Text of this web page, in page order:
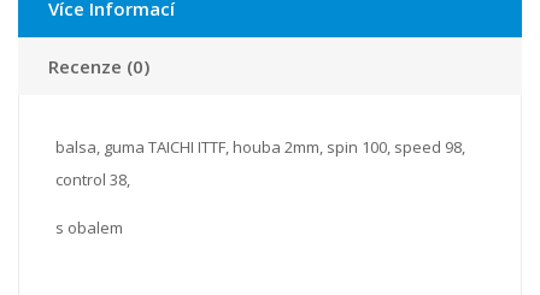
Více Informací
Recenze (0)
balsa, guma TAICHI ITTF, houba 2mm, spin 100, speed 98,
control 38,
s obalem